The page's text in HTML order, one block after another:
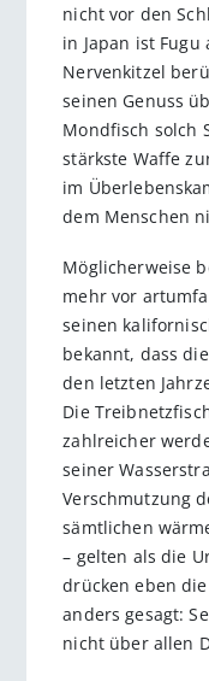
nicht vor den
in Japan ist Fugu
Nervenkitzel
seinen Genuss
Mondfisch solch
stärkste Waffe
im
dem Menschen
Möglicherweise
mehr vor
seinen
bekannt, dass
den letzten
Die
zahlreicher
seiner
Verschmutzung
sämtlichen
– gelten als die
drücken eben
anders gesagt:
nicht über allen